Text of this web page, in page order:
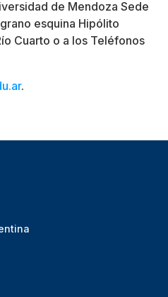
de Mendoza Sede
esquina Hipólito
Cuarto o a los Teléfonos
.